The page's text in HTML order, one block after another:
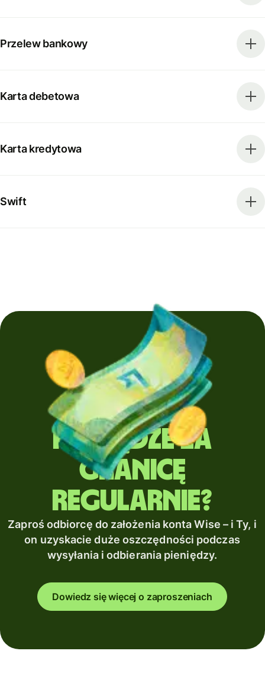
Przelew bankowy
Karta debetowa
Karta kredytowa
Swift
Wysyłasz
pieniądze za
granicę
regularnie?
Zaproś odbiorcę do założenia konta Wise – i Ty, i
on uzyskacie duże oszczędności podczas
wysyłania i odbierania pieniędzy.
Dowiedz się więcej o zaproszeniach